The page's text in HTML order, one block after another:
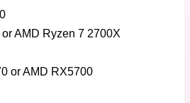
AMD Ryzen 7 2700X
or AMD RX5700